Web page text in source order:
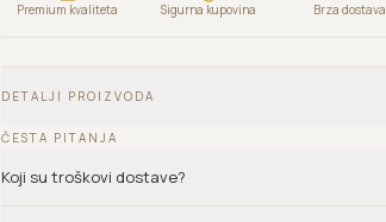
Premium kvaliteta Sigurna kupovina Brza dostava
DETALJI PROIZVODA
ČESTA PITANJA
Koji su troškovi dostave?